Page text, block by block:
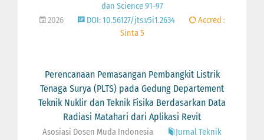
dan Science 91-97
2026
DOI: 10.56127/jts.v5i1.2634
Accred :
Sinta 5
Perencanaan Pemasangan Pembangkit Listrik
Tenaga Surya (PLTS) pada Gedung Departement
Teknik Nuklir dan Teknik Fisika Berdasarkan Data
Radiasi Matahari dari Aplikasi Revit
Asosiasi Dosen Muda Indonesia
Jurnal Teknik